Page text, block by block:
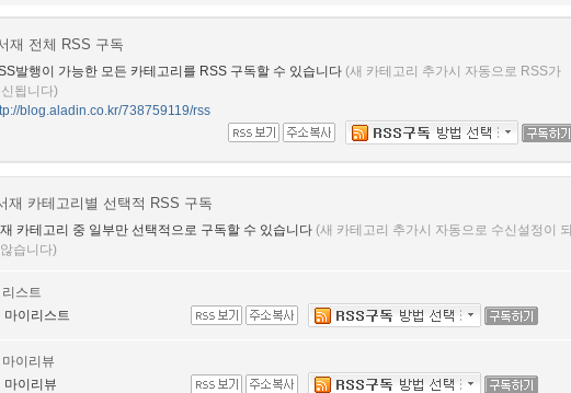
재 전체 RSS 구독
발행이 가능한 모든 카테고리를 RSS 구독할 수 있습니다 (새 카테고리 추가시 자동으로 RSS가
됩니다)
blog.aladin.co.kr/738759119/rss
재 카테고리별 선택적 RSS 구독
카테고리 중 일부만 선택적으로 구독할 수 있습니다 (새 카테고리 추가시 자동으로 수신설정이 되
습니다)
리스트
마이리스트
마이리뷰
마이리뷰